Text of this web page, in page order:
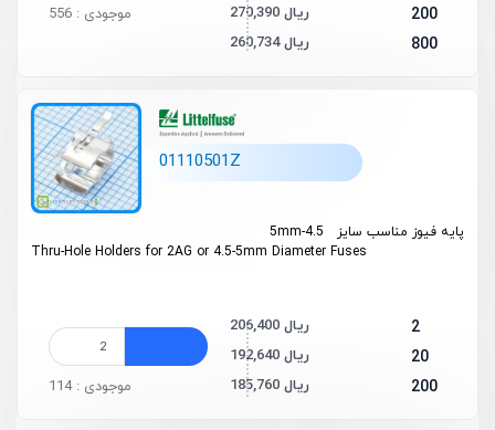
200 270,390 ریال
800 260,734 ریال
موجودی : 556
01110501Z
پایه فیوز مناسب سایز 4.5-5mm
Thru-Hole Holders for 2AG or 4.5-5mm Diameter Fuses
2 206,400 ریال
20 192,640 ریال
200 185,760 ریال موجودی : 114